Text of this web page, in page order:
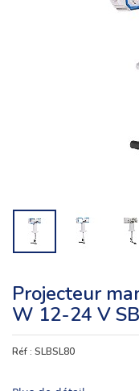
Projecteur
W 12-24 V
Réf : SLBSL80